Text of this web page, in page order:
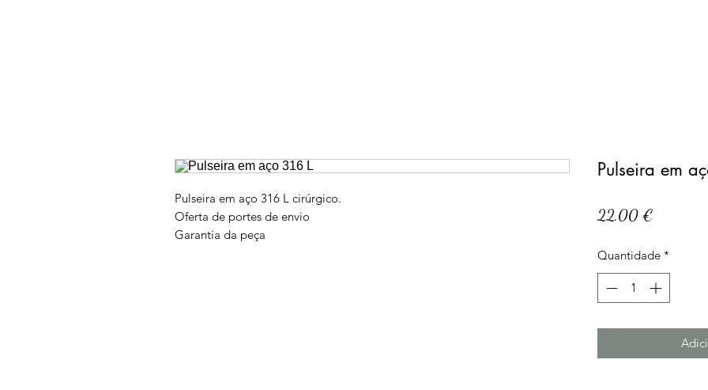
Pulseira em aço 316 L cirúrgico.
Oferta de portes de envio
Garantia da peça
Pulseira em
22,00 €Preço
Quantidade *